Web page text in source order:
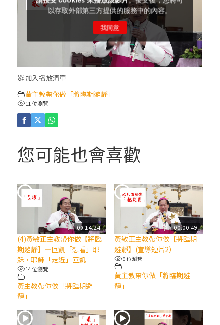
【信仰之旅】第十一集：「教 會」—林必能
神父
【信仰之旅】第十集：「逾越奧蹟」— 錢玲
珠老師
(5)黃敏正主教帶你做「四旬期避靜」—【逾
越的智慧】：完美的喜樂
人相遇
(2)黃敏正主教帶你做「四旬期避靜」—【逾
越的智慧】：七項齋戒的意義與益處
【信仰之旅】第九集：「如果你的痛苦比快
樂多」—歐義明神父 / 應芝莉老師
(1)黃敏正主教帶你做「四旬期避靜」—【逾
有」
加入播放清單
黃主教帶你做「將臨期避靜」
11 位瀏覽
您可能也會喜歡
00:14:24
(4)黃敏正主教帶你做【將臨
期避靜】—匝凱「想看」耶
穌，耶穌「走近」匝凱
14 位瀏覽
黃主教帶你做「將臨期避
靜」
00:00:49
黃敏正主教帶你做【將臨期
避靜】(宣導短片2）
0 位瀏覽
黃主教帶你做「將臨期避
靜」